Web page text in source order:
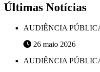
Últimas Notícias
AUDIÊNCIA
26 maio 2026
AUDIÊNCIA